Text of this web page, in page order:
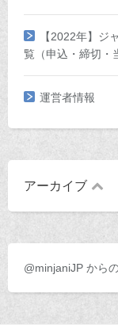
【2022年】ジ
覧（申込・締切・
運営者情報
アーカイブ
@minjaniJP から